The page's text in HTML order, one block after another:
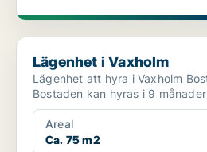
Lägenhet i Vaxholm
Lägenhet i Vaxholm
Lägenhet att hyra i Vaxholm Bostaden har 3 rum
Bostaden kan hyras i 9 månader
Areal
Ca. 75 m2